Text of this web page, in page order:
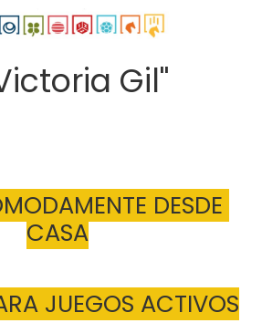
Gil"
DESDE
CASA
JUEGOS ACTIVOS